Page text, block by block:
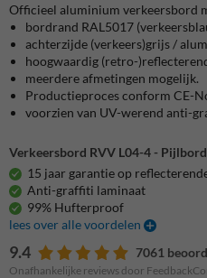
Officieel aluminium verkeersbord
bordrand RAL5017
achterzijde (verkeers)grijs /
hoogwaardig (retro-
meerdere afmetingen mogelijk.
Productieproces conform CE-
voorzien van UV-werend anti-
Verkeersbord RVV L04-4 -
15 jaar garantie op
Anti-graffiti laminaat
99% Hufterproof
lees over alle voordelen
9.4 7061
Onafhankelijke reviews door